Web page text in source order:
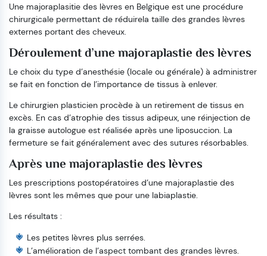
Une majoraplasitie des lèvres en Belgique est une procédure
chirurgicale permettant de réduirela taille des grandes lèvres
externes portant des cheveux.
Déroulement d’une majoraplastie des lèvres
Le choix du type d’anesthésie (locale ou générale) à administrer
se fait en fonction de l’importance de tissus à enlever.
Le chirurgien plasticien procède à un retirement de tissus en
excès. En cas d’atrophie des tissus adipeux, une réinjection de
la graisse autologue est réalisée après une liposuccion. La
fermeture se fait généralement avec des sutures résorbables.
Après une majoraplastie des lèvres
Les prescriptions postopératoires d’une majoraplastie des
lèvres sont les mêmes que pour une labiaplastie.
Les résultats :
Les petites lèvres plus serrées.
L’amélioration de l’aspect tombant des grandes lèvres.